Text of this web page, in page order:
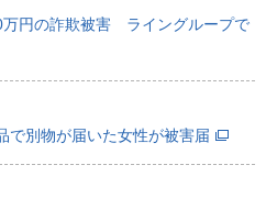
万円の詐欺被害 ライングループで
で別物が届いた女性が被害届